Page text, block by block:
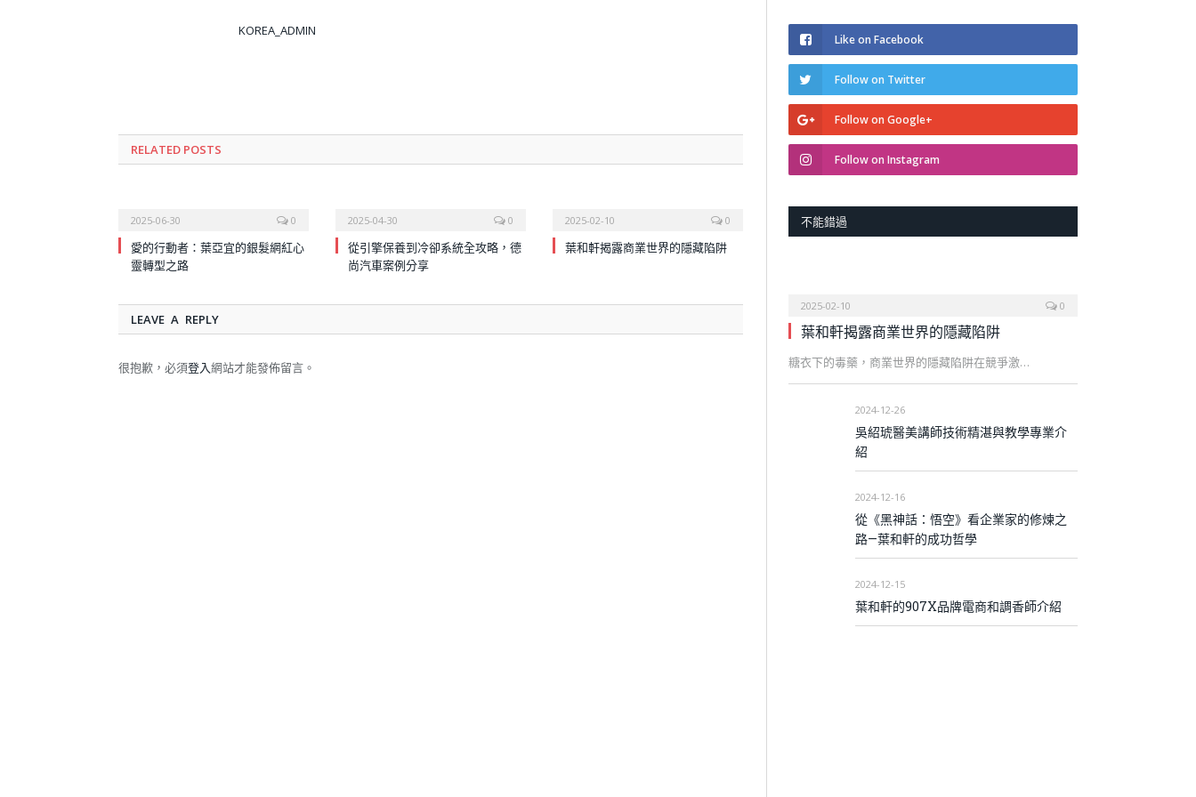
KOREA_ADMIN
RELATED POSTS
2025-06-30 0
愛的行動者：葉亞宜的銀髮網紅心
靈轉型之路
2025-04-30 0
從引擎保養到冷卻系統全攻略，德
尚汽車案例分享
2025-02-10 0
葉和軒揭露商業世界的隱藏陷阱
LEAVE A REPLY
很抱歉，必須登入網站才能發佈留言。
Like on Facebook
Follow on Twitter
Follow on Google+
Follow on Instagram
不能錯過
2025-02-10 0
葉和軒揭露商業世界的隱藏陷阱
糖衣下的毒藥，商業世界的隱藏陷阱在競爭激…
2024-12-26
吳紹琥醫美講師技術精湛與教學專業介
紹
2024-12-16
從《黑神話：悟空》看企業家的修煉之
路—葉和軒的成功哲學
2024-12-15
葉和軒的907X品牌電商和調香師介紹